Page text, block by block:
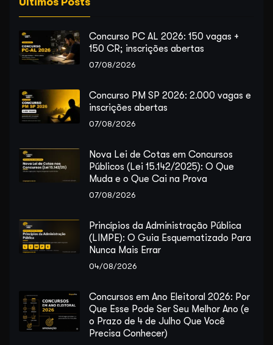
Concurso PC AL 2026: 150 vagas +
150 CR; inscrições abertas
07/08/2026
Concurso PM SP 2026: 2.000 vagas e
inscrições abertas
07/08/2026
Nova Lei de Cotas em Concursos
Públicos (Lei 15.142/2025): O Que
Muda e o Que Cai na Prova
07/08/2026
Princípios da Administração Pública
(LIMPE): O Guia Esquematizado Para
Nunca Mais Errar
04/08/2026
Concursos em Ano Eleitoral 2026: Por
Que Esse Pode Ser Seu Melhor Ano (e
o Prazo de 4 de Julho Que Você
Precisa Conhecer)